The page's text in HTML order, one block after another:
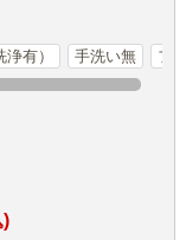
有） 手洗い無 フ
)